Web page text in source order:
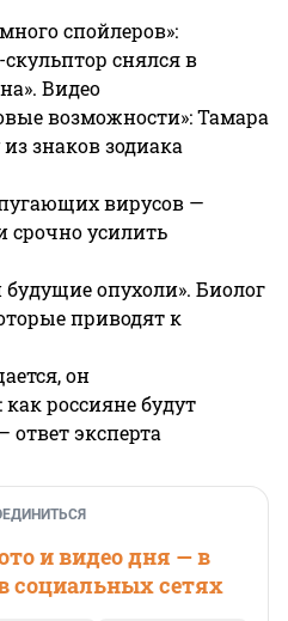
спойлеров»:
снялся в
Видео
возможности»: Тамара
знаков зодиака
вирусов —
срочно усилить
опухоли». Биолог
приводят к
он
россияне будут
ответ эксперта
и видео дня — в
социальных сетях